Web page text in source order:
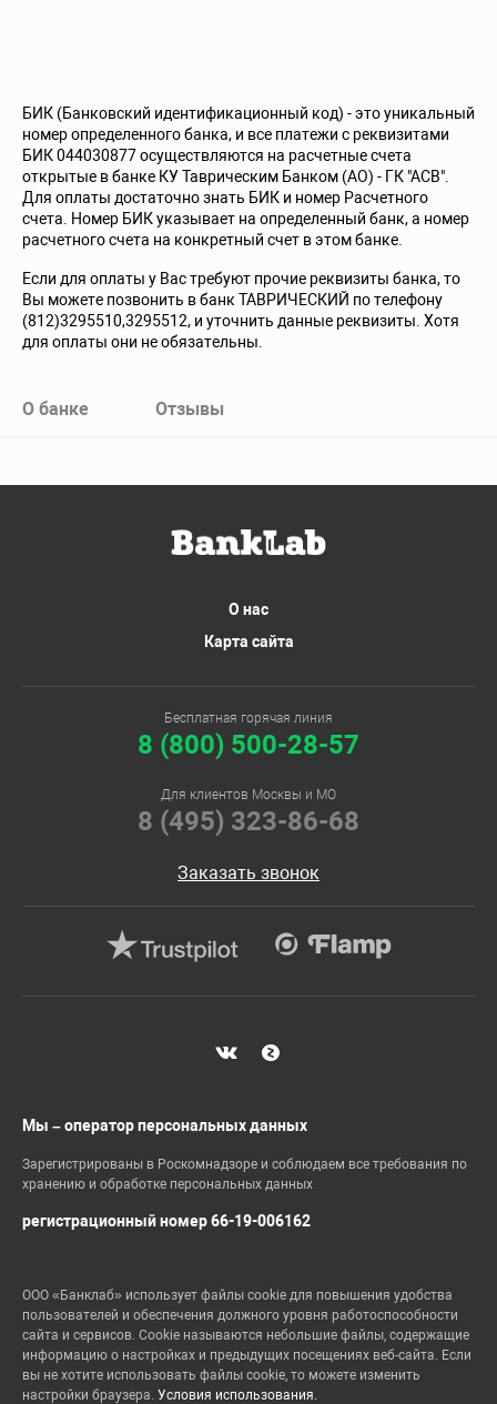
БИК (Банковский идентификационный код) - это уникальный
номер определенного банка, и все платежи с реквизитами
БИК 044030877 осуществляются на расчетные счета
открытые в банке КУ Таврическим Банком (АО) - ГК "АСВ".
Для оплаты достаточно знать БИК и номер Расчетного
счета. Номер БИК указывает на определенный банк, а номер
расчетного счета на конкретный счет в этом банке.
Если для оплаты у Вас требуют прочие реквизиты банка, то
Вы можете позвонить в банк ТАВРИЧЕСКИЙ по телефону
(812)3295510,3295512, и уточнить данные реквизиты. Хотя
для оплаты они не обязательны.
О банке Отзывы
О нас
Карта сайта
Бесплатная горячая линия
8 (800) 500-28-57
Для клиентов Москвы и МО
8 (495) 323-86-68
Заказать звонок
Мы – оператор персональных данных
Зарегистрированы в Роскомнадзоре и соблюдаем все требования по
хранению и обработке персональных данных
регистрационный номер 66-19-006162
ООО «Банклаб» использует файлы cookie для повышения удобства
пользователей и обеспечения должного уровня работоспособности
сайта и сервисов. Cookie называются небольшие файлы, содержащие
информацию о настройках и предыдущих посещениях веб-сайта. Если
вы не хотите использовать файлы cookie, то можете изменить
настройки браузера. Условия использования.